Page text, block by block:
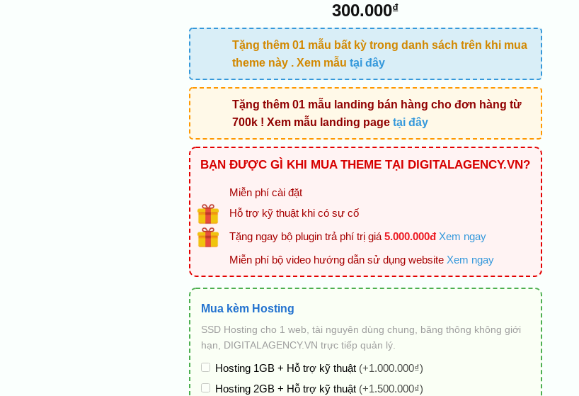
300.000₫
Tặng thêm 01 mẫu bất kỳ trong danh sách trên khi mua
theme này . Xem mẫu tại đây
Tặng thêm 01 mẫu landing bán hàng cho đơn hàng từ
700k ! Xem mẫu landing page tại đây
BẠN ĐƯỢC GÌ KHI MUA THEME TẠI DIGITALAGENCY.VN?
Miễn phí cài đặt
Hỗ trợ kỹ thuật khi có sự cố
Tặng ngay bộ plugin trả phí trị giá 5.000.000đ Xem ngay
Miễn phí bộ video hướng dẫn sử dụng website Xem ngay
Mua kèm Hosting
SSD Hosting cho 1 web, tài nguyên dùng chung, băng thông không giới
hạn, DIGITALAGENCY.VN trực tiếp quản lý.
Hosting 1GB + Hỗ trợ kỹ thuật (+1.000.000₫)
Hosting 2GB + Hỗ trợ kỹ thuật (+1.500.000₫)